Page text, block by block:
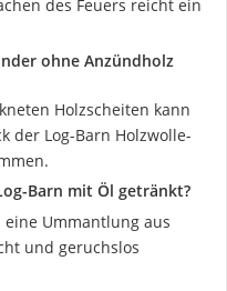
des Feuers reicht ein
ohne Anzündholz
Holzscheiten kann
der Log-Barn Holzwolle-
Barn mit Öl getränkt?
Ummantlung aus
und geruchslos